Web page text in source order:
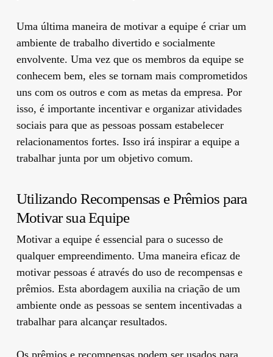
Uma última maneira de motivar a equipe é criar um
ambiente de trabalho divertido e socialmente
envolvente. Uma vez que os membros da equipe se
conhecem bem, eles se tornam mais comprometidos
uns com os outros e com as metas da empresa. Por
isso, é importante incentivar e organizar atividades
sociais para que as pessoas possam estabelecer
relacionamentos fortes. Isso irá inspirar a equipe a
trabalhar junta por um objetivo comum.
Utilizando Recompensas e Prêmios para
Motivar sua Equipe
Motivar a equipe é essencial para o sucesso de
qualquer empreendimento. Uma maneira eficaz de
motivar pessoas é através do uso de recompensas e
prêmios. Esta abordagem auxilia na criação de um
ambiente onde as pessoas se sentem incentivadas a
trabalhar para alcançar resultados.
Os prêmios e recompensas podem ser usados ​​para